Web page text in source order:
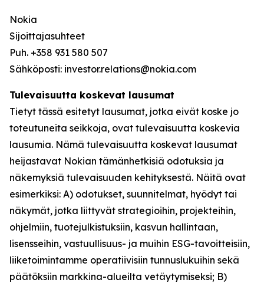
Nokia
Sijoittajasuhteet
Puh. +358 931 580 507
Sähköposti: investor.relations@nokia.com
Tulevaisuutta koskevat lausumat
Tietyt tässä esitetyt lausumat, jotka eivät koske jo
toteutuneita seikkoja, ovat tulevaisuutta koskevia
lausumia. Nämä tulevaisuutta koskevat lausumat
heijastavat Nokian tämänhetkisiä odotuksia ja
näkemyksiä tulevaisuuden kehityksestä. Näitä ovat
esimerkiksi: A) odotukset, suunnitelmat, hyödyt tai
näkymät, jotka liittyvät strategioihin, projekteihin,
ohjelmiin, tuotejulkistuksiin, kasvun hallintaan,
lisensseihin, vastuullisuus- ja muihin ESG-tavoitteisiin,
liiketoimintamme operatiivisiin tunnuslukuihin sekä
päätöksiin markkina-alueilta vetäytymiseksi; B)